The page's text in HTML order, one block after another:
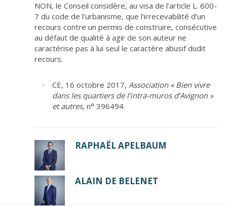
NON, le Conseil considère, au visa de l’article L. 600-
7 du code de l’urbanisme, que l’irrecevabilité d’un
recours contre un permis de construire, consécutive
au défaut de qualité à agir de son auteur ne
caractérise pas à lui seul le caractère abusif dudit
recours.
CE, 16 octobre 2017, Association « Bien vivre
dans les quartiers de l’intra-muros d’Avignon »
et autres, n° 396494
RAPHAËL APELBAUM
ALAIN DE BELENET